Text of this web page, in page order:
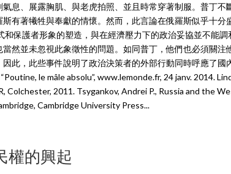
息、展露胸肌、與老虎拍照、並且時常穿著制服。普丁不
有著犧牲與奉獻的情懷。然而，此言論在俄羅斯似乎十分
和保護者形象的塑造，與在經濟壓力下的政治妥協並不能
然並未忽視此象徵性的問題。如同普丁，他們也必須關注
此，此些事件說明了政治決策者的外部行動同時呼應了國
le mâle absolu”, www.lemonde.fr, 24 janv. 2014.
Colchester, 2011. Tsygankov, Andrei P., Russia and the
Cambridge University Press...
權的興起